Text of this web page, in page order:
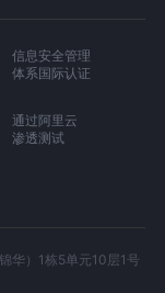
信息安全管理
体系国际认证
通过阿里云
渗透测试
华）1栋5单元10层1号